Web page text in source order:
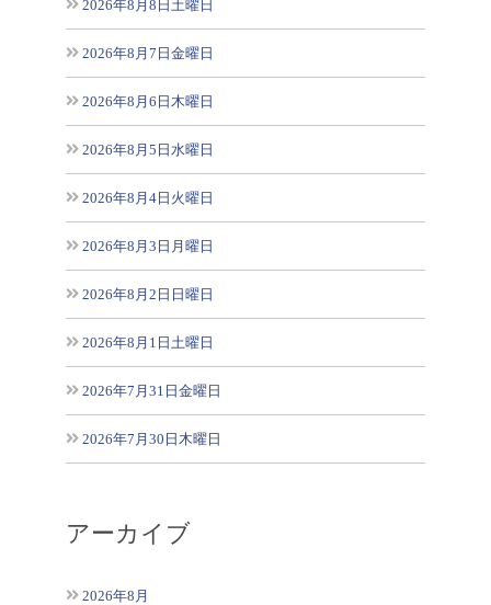
2026年8月8日土曜日
2026年8月7日金曜日
2026年8月6日木曜日
2026年8月5日水曜日
2026年8月4日火曜日
2026年8月3日月曜日
2026年8月2日日曜日
2026年8月1日土曜日
2026年7月31日金曜日
2026年7月30日木曜日
アーカイブ
2026年8月